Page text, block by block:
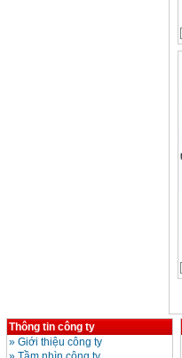
Thông tin công ty
» Giới thiệu công ty